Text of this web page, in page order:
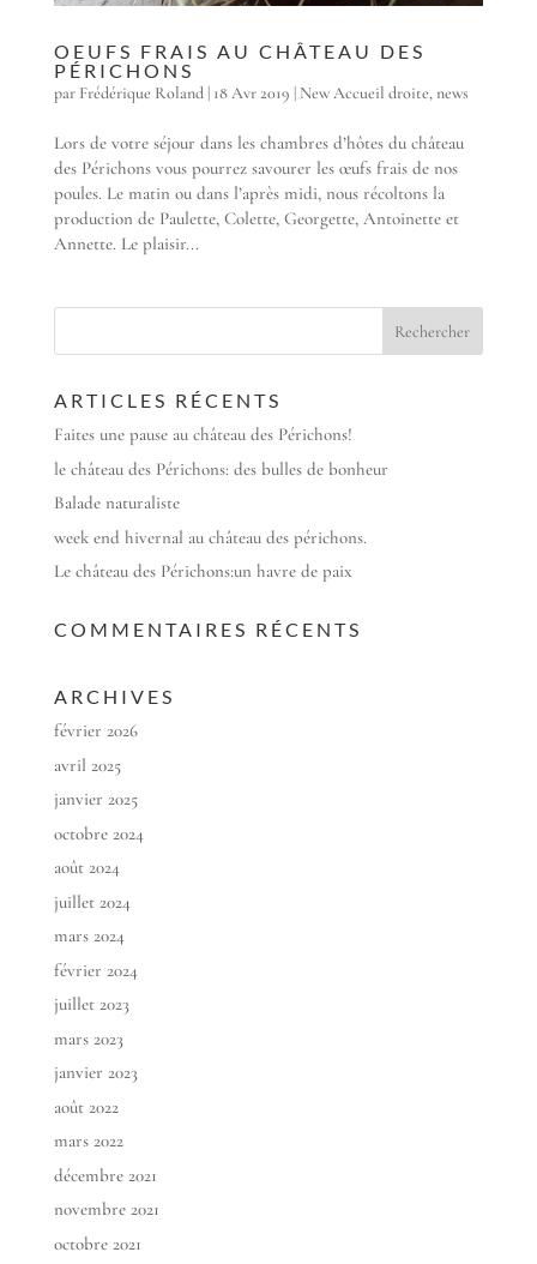
OEUFS FRAIS AU CHÂTEAU DES
PÉRICHONS
par Frédérique Roland| 18 Avr 2019 | New Accueil droite,news
Lors de votre séjour dans les chambres d’hôtes du château
des Périchons vous pourrez savourer les œufs frais de nos
poules. Le matin ou dans l’après midi, nous récoltons la
production de Paulette, Colette, Georgette, Antoinette et
Annette. Le plaisir...
ARTICLES RÉCENTS
Faites une pause au château des Périchons!
le château des Périchons: des bulles de bonheur
Balade naturaliste
week end hivernal au château des périchons.
Le château des Périchons:un havre de paix
COMMENTAIRES RÉCENTS
ARCHIVES
février 2026
avril 2025
janvier 2025
octobre 2024
août 2024
juillet 2024
mars 2024
février 2024
juillet 2023
mars 2023
janvier 2023
août 2022
mars 2022
décembre 2021
novembre 2021
octobre 2021